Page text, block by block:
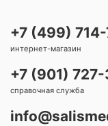
+7 (499)
интернет-магазин
+7 (901) 727-
справочная служба